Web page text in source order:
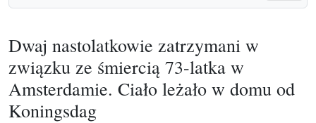
Dwaj nastolatkowie zatrzymani w
związku ze śmiercią 73-latka w
Amsterdamie. Ciało leżało w domu od
Koningsdag